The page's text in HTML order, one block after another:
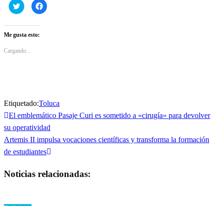
Haz
clic
en
Twitter
(Se
en
Haz
clic
Me gusta esto:
Cargando...
Etiquetado:Toluca
Navegación
de
entradas
Entrada
anterior
El emblemático Pasaje Curi es sometido a «cirugía» para devolver
su operatividad
Entrada
siguiente
Artemis II impulsa vocaciones científicas y transforma la formación
de estudiantes
Noticias relacionadas: